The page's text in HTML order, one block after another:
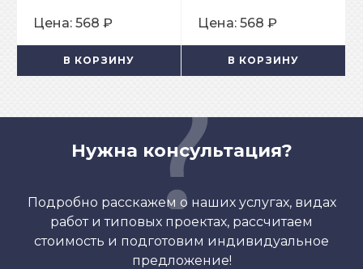
Цена: 568 ₽
В КОРЗИНУ
Цена: 568 ₽
В КОРЗИНУ
Нужна консультация?
Подробно расскажем о наших услугах, видах
работ и типовых проектах, рассчитаем
стоимость и подготовим индивидуальное
предложение!